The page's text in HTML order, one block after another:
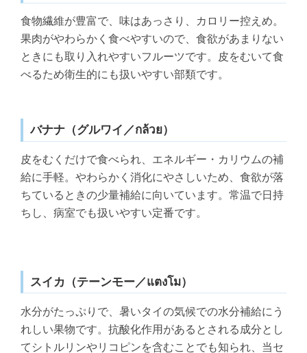
食物繊維が豊富で、味はあっさり、カロリー控えめ。
果肉がやわらかく食べやすいので、食欲があまりない
ときにも取り入れやすいフルーツです。皮をむいて食
べるため衛生的にも扱いやすい部類です。
バナナ（グルワイ／กล้วย）
皮をむくだけで食べられ、エネルギー・カリウムの補
給に手軽。やわらかく消化にやさしいため、食欲が落
ちているときの少量補給に向いています。常温で日持
ちし、病室でも扱いやすい定番です。
スイカ（テーンモー／แตงโม）
水分がたっぷりで、暑いタイの気候での水分補給にう
れしい果物です。抗酸化作用があるとされる成分とし
てシトルリンやリコピンを含むことでも知られ、当セ